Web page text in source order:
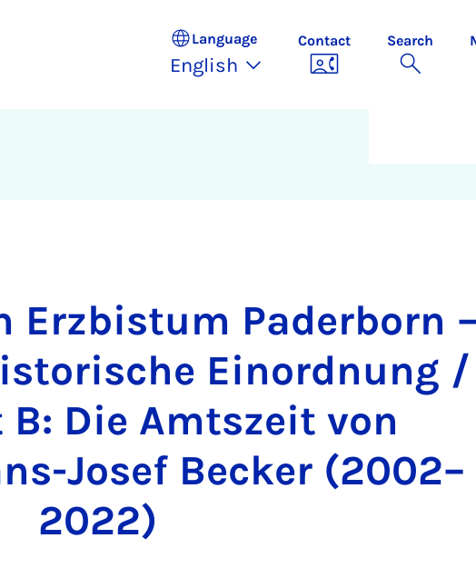
Language
English
Contact Search
Erzbistum Paderborn –
Einordnung /
Die Amtszeit von
Josef Becker (2002–
2022)